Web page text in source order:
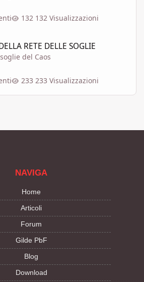
132 Visualizzazioni
RETE DELLE SOGLIE
del Caos
233 Visualizzazioni
NAVIGA
Home
Articoli
Forum
Gilde PbF
Blog
Download